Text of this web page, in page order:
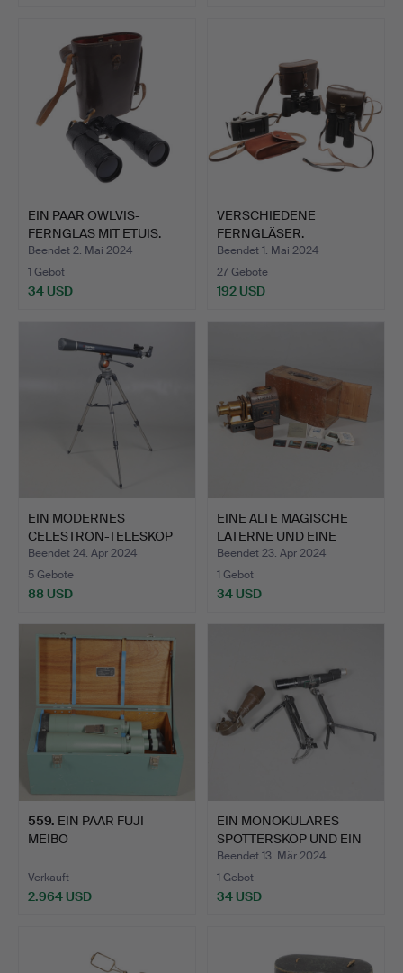
EIN PAAR OWLVIS-
FERNGLAS MIT ETUIS.
Beendet 2. Mai 2024
1 Gebot
34 USD
VERSCHIEDENE
FERNGLÄSER.
Beendet 1. Mai 2024
27 Gebote
192 USD
EIN MODERNES
CELESTRON-TELESKOP
AUF STATIV.
Beendet 24. Apr 2024
5 Gebote
88 USD
EINE ALTE MAGISCHE
LATERNE UND EINE
MENGE …
Beendet 23. Apr 2024
1 Gebot
34 USD
559. EIN PAAR FUJI
MEIBO
S…
Verkauft
2.964 USD
EIN MONOKULARES
SPOTTERSKOP UND EIN
ANDERE…
Beendet 13. Mär 2024
1 Gebot
34 USD